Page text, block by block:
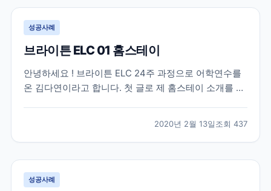
성공사례
브라이튼 ELC 01 홈스테이
안녕하세요 ! 브라이튼 ELC 24주 과정으로 어학연수를
온 김다연이라고 합니다. 첫 글로 제 홈스테이 소개를 해
리는 복불복이긴 한데 학원 친구들보면 이정도 거리가
보통인거같아요 ! 정말 복불복인 부분이 많아서...
2020년 2월 13일조회 437
성공사례